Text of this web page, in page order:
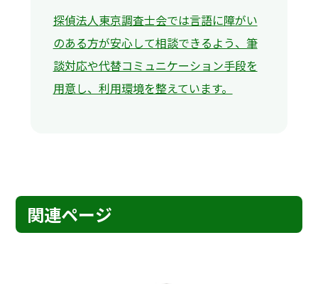
探偵法人東京調査士会では言語に障がい
のある方が安心して相談できるよう、筆
談対応や代替コミュニケーション手段を
用意し、利用環境を整えています。
関連ページ